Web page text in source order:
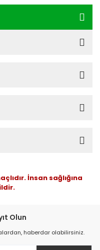
İnsan sağlığına
Olun
haberdar olabilirsiniz.